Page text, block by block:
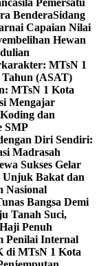
Pemersatu
BenderaSidang
Capaian Nilai
Hewan
MTsN 1
Tahun (ASAT)
MTsN 1 Kota
Mengajar
dan
SMP
Diri Sendiri:
Madrasah
Sukses Gelar
Unjuk Bakat dan
Nasional
Bangsa Demi
Tanah Suci,
Penuh
Penilai Internal
di MTsN 1 Kota